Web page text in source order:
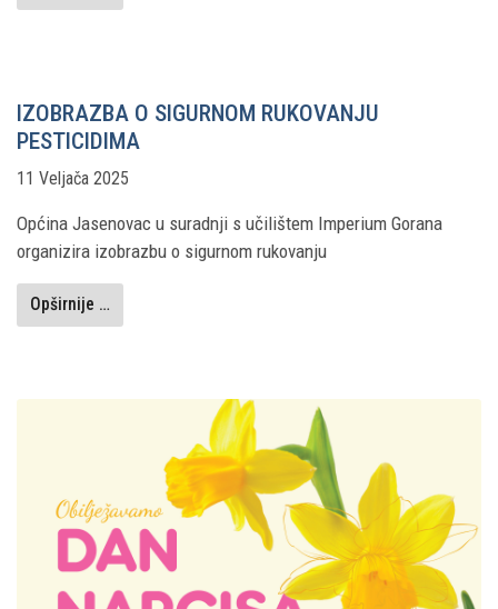
IZOBRAZBA O SIGURNOM RUKOVANJU
PESTICIDIMA
11 Veljača 2025
Općina Jasenovac u suradnji s učilištem Imperium Gorana
organizira izobrazbu o sigurnom rukovanju
Opširnije …